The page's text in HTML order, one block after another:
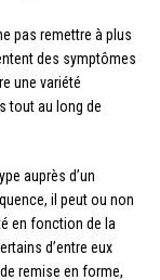
pas remettre à plus
des symptômes
une variété
tout au long de
auprès d’un
il peut ou non
en fonction de la
d’entre eux
remise en forme,